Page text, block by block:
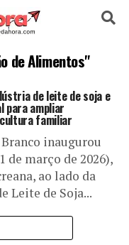
ESPORTE
de Alimentos"
de leite de soja e
para ampliar
familiar
inaugurou
de março de 2026),
ao lado da
Leite de Soja...